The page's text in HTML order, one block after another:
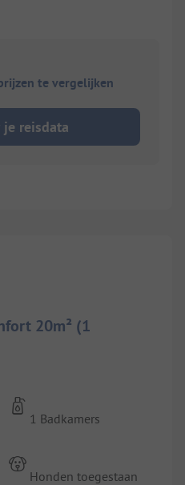
te vergelijken
je reisdata
20m² (1
1 Badkamers
Honden toegestaan